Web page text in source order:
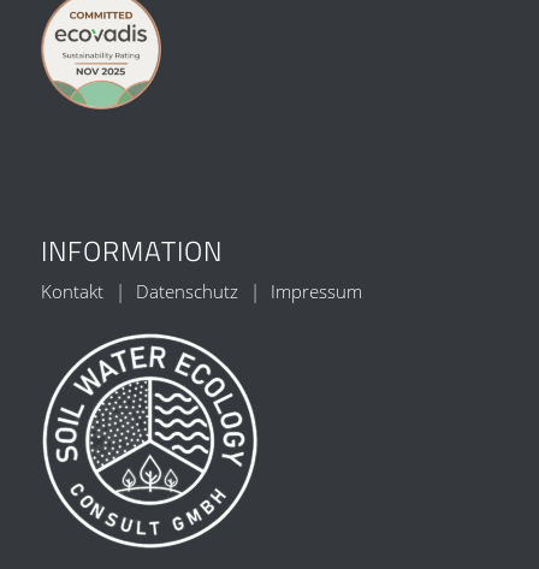
INFORMATION
Kontakt Datenschutz Impressum